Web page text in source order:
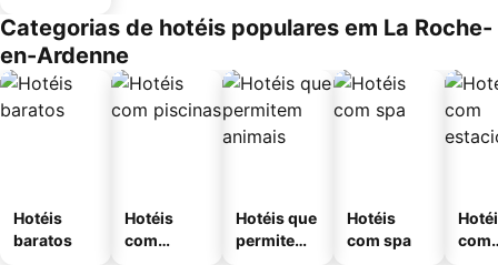
Categorias de hotéis populares em La Roche-
en-Ardenne
Hotéis
baratos
Hotéis
com
Hotéis que
permitem
Hotéis
com spa
com